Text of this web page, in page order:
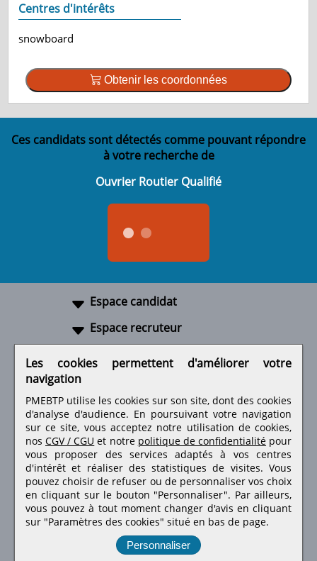
Centres d'intérêts
snowboard
Obtenir les coordonnées
Ces candidats sont détectés comme pouvant répondre
à votre recherche de
Ouvrier Routier Qualifié
Espace candidat
Espace recruteur
Retrouvez-nous sur les réseaux sociaux
Les cookies permettent d'améliorer votre
navigation
PMEBTP utilise les cookies sur son site, dont des cookies
d'analyse d'audience. En poursuivant votre navigation
sur ce site, vous acceptez notre utilisation de cookies,
nos CGV / CGU et notre politique de confidentialité pour
vous proposer des services adaptés à vos centres
d'intérêt et réaliser des statistiques de visites.Vous
pouvez choisir de refuser ou de personnaliser vos choix
en cliquant sur le bouton "Personnaliser". Par ailleurs,
vous pouvez à tout moment changer d'avis en cliquant
sur "Paramètres des cookies" situé en bas de page.
Personnaliser